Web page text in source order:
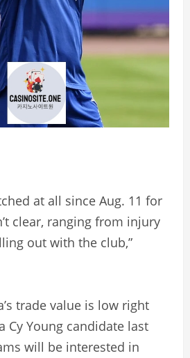
at all since Aug. 11 for
clear, ranging from injury
out with the club,”
trade value is low right
Cy Young candidate last
will be interested in